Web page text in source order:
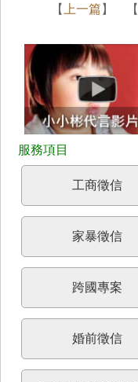
【 上一篇 】 【
工商徵信
家暴徵信
跨國專案
婚前徵信